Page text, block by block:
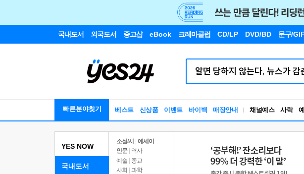
국내도서 외국도서 중고샵 eBook 크레마클럽 CD/LP DVD/BD 문구/
빠른분야찾기 베스트 신상품 이벤트 바이백 매장안내 채널예스 사락
YES NOW
국내도서
소설/시
에세이
인문
역사
예술 | 종교
사회 | 과학